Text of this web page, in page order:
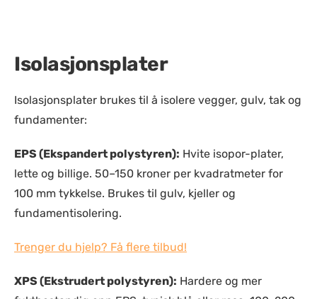
Isolasjonsplater
Isolasjonsplater brukes til å isolere vegger, gulv, tak og
fundamenter:
EPS (Ekspandert polystyren): Hvite isopor-plater,
lette og billige. 50–150 kroner per kvadratmeter for
100 mm tykkelse. Brukes til gulv, kjeller og
fundamentisolering.
Trenger du hjelp? Få flere tilbud!
XPS (Ekstrudert polystyren): Hardere og mer